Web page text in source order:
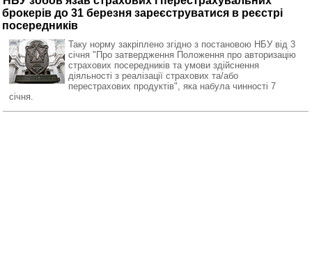
брокерів до 31 березня зареєструватися в реєстрі
посередників
Таку норму закріплено згідно з постановою НБУ від 3
січня "Про затвердження Положення про авторизацію
страхових посередників та умови здійснення
діяльності з реалізації страхових та/або
перестрахових продуктів", яка набула чинності 7
січня.